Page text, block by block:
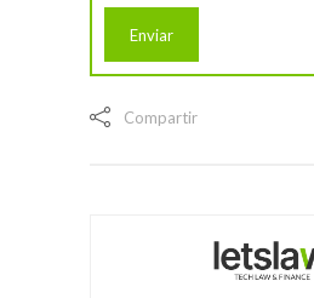
Compartir